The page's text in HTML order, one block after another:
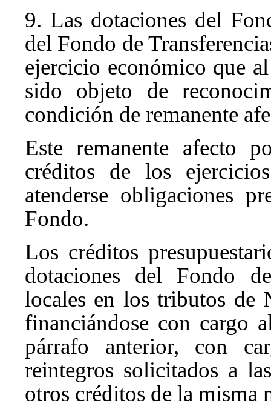
9. Las dotaciones del
del Fondo de
ejercicio económico que
sido objeto de
condición de remanente
Este remanente afecto
créditos de los
atenderse obligaciones
Fondo.
Los créditos
dotaciones del Fondo
locales en los tributos de
financiándose con cargo
párrafo anterior, con
reintegros solicitados a
otros créditos de la misma